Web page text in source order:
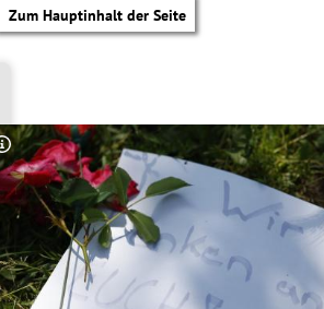
Zum Hauptinhalt der Seite
Copyright-Hinweis öffnen/schließen